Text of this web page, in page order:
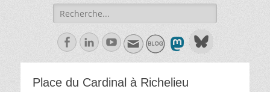
Recherche
de:
FacebookLinkedln
Youtube
Place du Cardinal à Richelieu